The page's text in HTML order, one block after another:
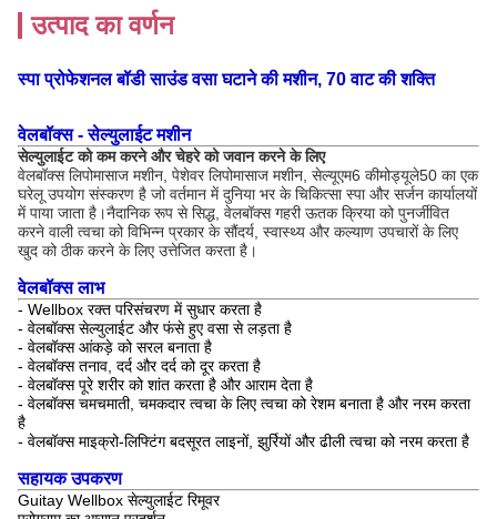
उत्पाद का वर्णन
स्पा प्रोफेशनल बॉडी साउंड वसा घटाने की मशीन, 70 वाट की शक्ति
वेलबॉक्स - सेल्युलाईट मशीन
सेल्युलाईट को कम करने और चेहरे को जवान करने के लिए
वेलबॉक्स लिपोमासाज मशीन, पेशेवर लिपोमासाज मशीन, सेल्यूएम6 कीमोड्यूले50 का एक
घरेलू उपयोग संस्करण है जो वर्तमान में दुनिया भर के चिकित्सा स्पा और सर्जन कार्यालयों
में पाया जाता है।नैदानिक रूप से सिद्ध, वेलबॉक्स गहरी ऊतक क्रिया को पुनर्जीवित
करने वाली त्वचा को विभिन्न प्रकार के सौंदर्य, स्वास्थ्य और कल्याण उपचारों के लिए
खुद को ठीक करने के लिए उत्तेजित करता है।
वेलबॉक्स लाभ
- Wellbox रक्त परिसंचरण में सुधार करता है
- वेलबॉक्स सेल्युलाईट और फंसे हुए वसा से लड़ता है
- वेलबॉक्स आंकड़े को सरल बनाता है
- वेलबॉक्स तनाव, दर्द और दर्द को दूर करता है
- वेलबॉक्स पूरे शरीर को शांत करता है और आराम देता है
- वेलबॉक्स चमचमाती, चमकदार त्वचा के लिए त्वचा को रेशम बनाता है और नरम करता
है
- वेलबॉक्स माइक्रो-लिफ्टिंग बदसूरत लाइनों, झुर्रियों और ढीली त्वचा को नरम करता है
सहायक उपकरण
Guitay Wellbox सेल्युलाईट रिमूवर